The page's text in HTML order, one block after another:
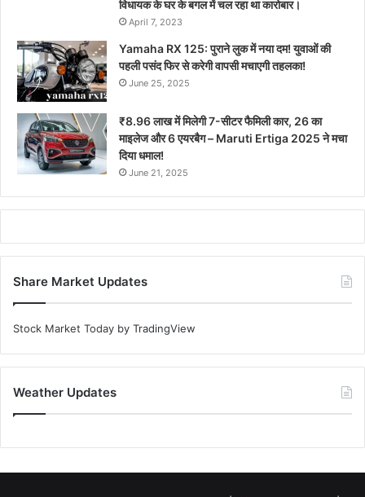
विधायक के घर के बगल में चल रहा था कारोबार।
April 7, 2023
Yamaha RX 125: पुराने लुक में नया दम! युवाओं की
पहली पसंद फिर से करेगी वापसी मचाएगी तहलका!
June 25, 2025
₹8.96 लाख में मिलेगी 7-सीटर फैमिली कार, 26 का
माइलेज और 6 एयरबैग – Maruti Ertiga 2025 ने मचा
दिया धमाल!
June 21, 2025
Share Market Updates
Stock Market Today by TradingView
Weather Updates